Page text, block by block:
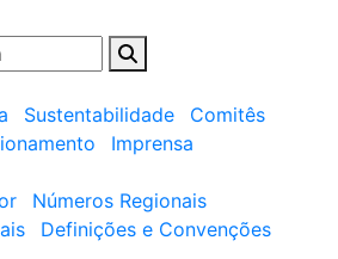
Sustentabilidade
Comitês
Imprensa
Números Regionais
Definições e Convenções